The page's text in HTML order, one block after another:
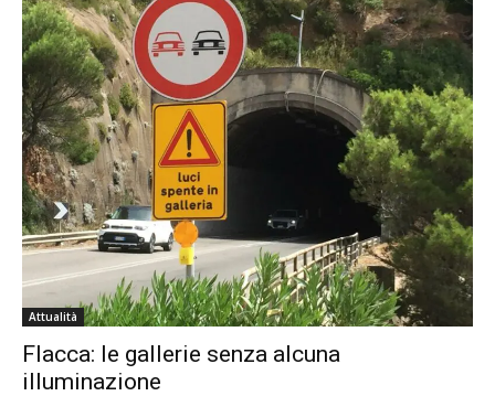
Attualità
Flacca: le gallerie senza alcuna
illuminazione